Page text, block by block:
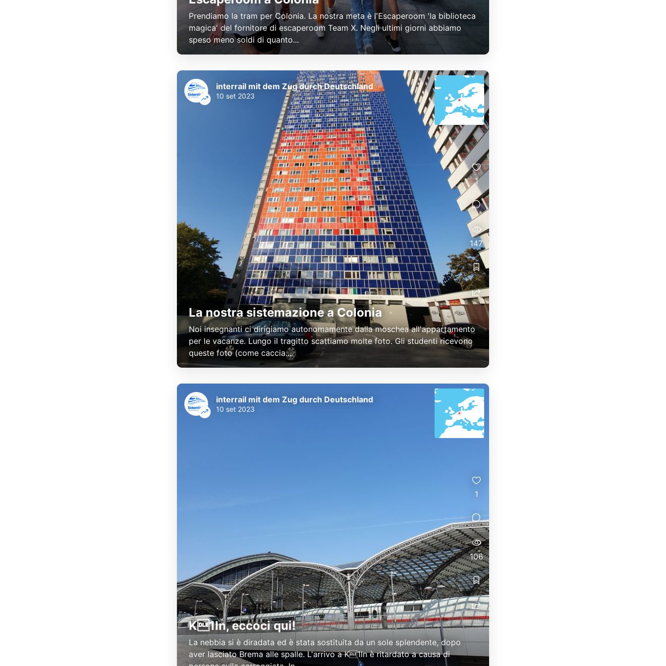
Prendiamo la tram per Colonia. La nostra meta è l'Escaperoom 'la biblioteca
magica' del fornitore di escaperoom Team X. Negli ultimi giorni abbiamo
speso meno soldi di quanto...
La nostra sistemazione a Colonia
Noi insegnanti ci dirigiamo autonomamente dalla moschea all'appartamento
per le vacanze. Lungo il tragitto scattiamo molte foto. Gli studenti ricevono
queste foto (come caccia...
interrail mit dem Zug durch Deutschland
10 set 2023
1
147
K1ln, eccoci qui!
La nebbia si è diradata ed è stata sostituita da un sole splendente, dopo
aver lasciato Brema alle spalle. L'arrivo a K1ln è ritardato a causa di
interrail mit dem Zug durch Deutschland
10 set 2023
1
106